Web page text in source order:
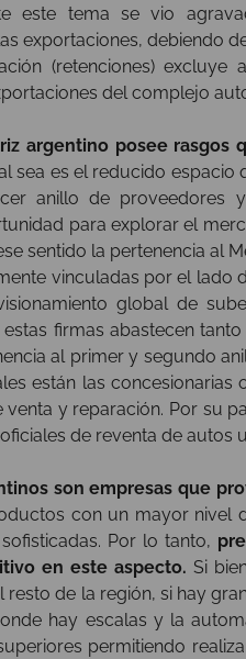
este tema se vio
exportaciones, debiendo
(retenciones) excluye
del complejo
argentino posee rasgos
sea es el reducido
anillo de proveedores
para explorar el
sentido la pertenencia al
vinculadas por el
global de
firmas abastecen
al primer y segundo
están las
y reparación. Por su
de reventa de autos
son empresas que
con un mayor nivel
Por lo tanto,
en este aspecto. Si
de la región, si hay
hay escalas y la
permitiendo